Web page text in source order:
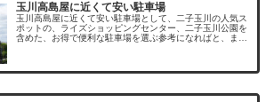
玉川高島屋に近くて安い駐車場
玉川高島屋に近くて安い駐車場として、二子玉川の人気ス
ポットの、ライズショッピングセンター、二子玉川公園を
含めた、お得で便利な駐車場を選ぶ参考になればと、まと